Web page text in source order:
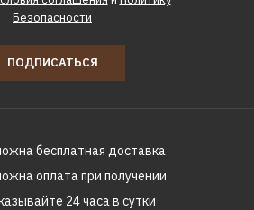
Безопасности
ПОДПИСАТЬСЯ
бесплатная доставка
оплата при получении
24 часа в сутки